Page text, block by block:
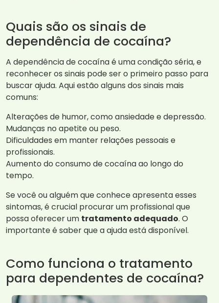
Quais são os sinais de
dependência de cocaína?
A dependência de cocaína é uma condição séria, e
reconhecer os sinais pode ser o primeiro passo para
buscar ajuda. Aqui estão alguns dos sinais mais
comuns:
Alterações de humor, como ansiedade e depressão.
Mudanças no apetite ou peso.
Dificuldades em manter relações pessoais e
profissionais.
Aumento do consumo de cocaína ao longo do
tempo.
Se você ou alguém que conhece apresenta esses
sintomas, é crucial procurar um profissional que
possa oferecer um tratamento adequado. O
importante é saber que a ajuda está disponível.
Como funciona o tratamento
para dependentes de cocaína?